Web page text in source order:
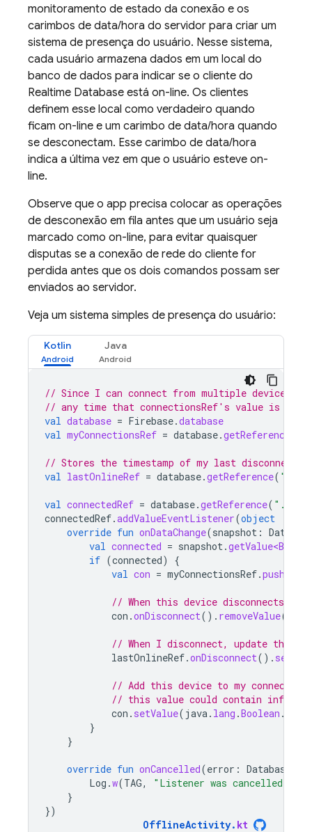
monitoramento de estado da conexão e os
carimbos de data/hora do servidor para criar um
sistema de presença do usuário. Nesse sistema,
cada usuário armazena dados em um local do
banco de dados para indicar se o cliente do
Realtime Database está on-line. Os clientes
definem esse local como verdadeiro quando
ficam on-line e um carimbo de data/hora quando
se desconectam. Esse carimbo de data/hora
indica a última vez em que o usuário esteve on-
line.
Observe que o app precisa colocar as operações
de desconexão em fila antes que um usuário seja
marcado como on-line, para evitar quaisquer
disputas se a conexão de rede do cliente for
perdida antes que os dois comandos possam ser
enviados ao servidor.
Veja um sistema simples de presença do usuário:
Kotlin Java
// Since I can connect from multiple devices,
// any time that connectionsRef's value is
val database = Firebase.database
val myConnectionsRef = database.getReference
// Stores the timestamp of my last disconnect
val lastOnlineRef = database.getReference( "/
val connectedRef = database.getReference( ".info/
connectedRef.addValueEventListener(object
override fun onDataChange(snapshot :
val connected = snapshot.
if (connected)
{
val con = myConnectionsRef.push
// When this device disconnects,
con .onDisconnect(). removeValue()
// When I disconnect, update the
lastOnlineRef.onDisconnect().
// Add this device to my
// this value could contain info
con . setValue( java. lang .Boolean .
}
}
override fun onCancelled(error :
Log .w(TAG,
"Listener was cancelled at
}
})
OfflineActivity. kt